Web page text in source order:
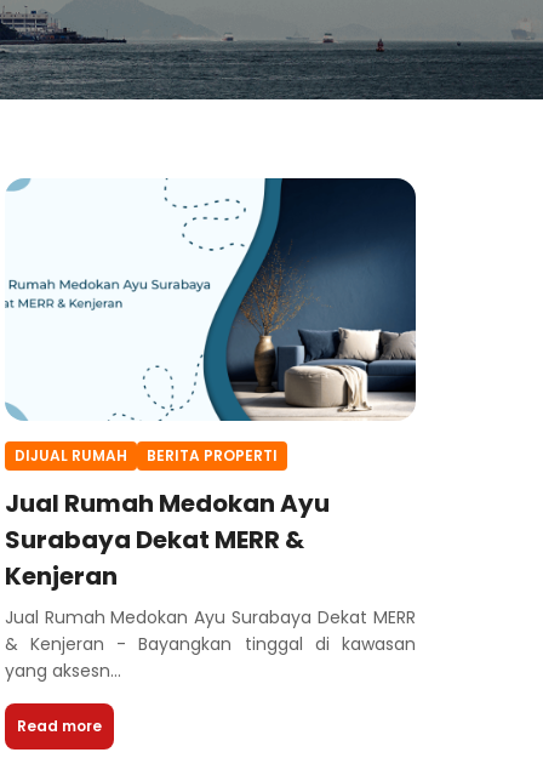
DIJUAL RUMAH BERITA PROPERTI
Jual Rumah Medokan Ayu
Surabaya Dekat MERR &
Kenjeran
Jual Rumah Medokan Ayu Surabaya Dekat MERR
& Kenjeran - Bayangkan tinggal di kawasan
yang aksesn...
Read more